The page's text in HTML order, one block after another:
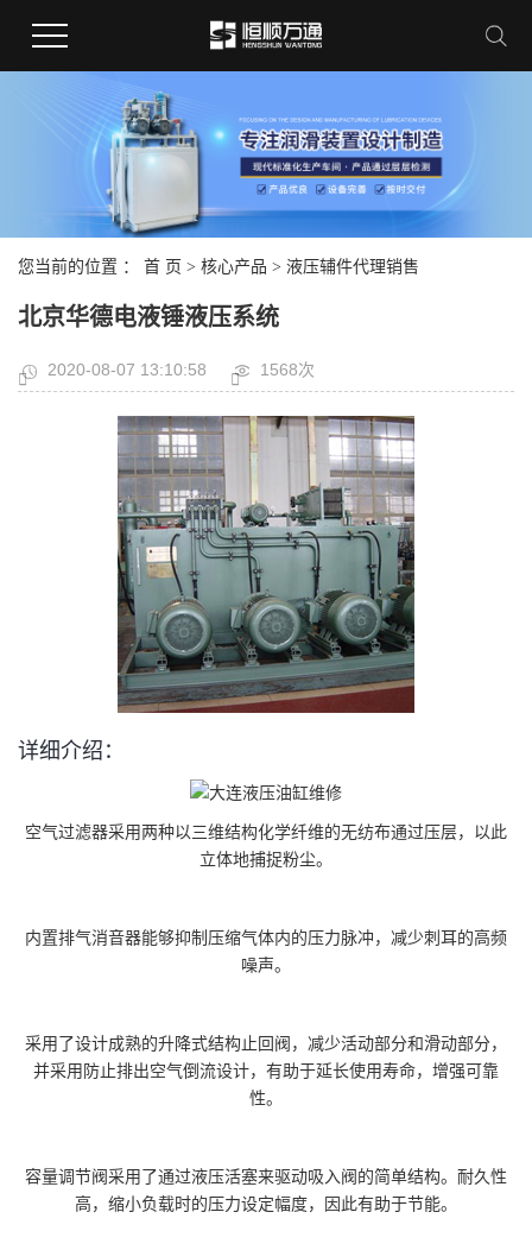
您当前的位置 ： 首 页 > 核心产品 > 液压辅件代理销售
北京华德电液锤液压系统
2020-08-07 13:10:58 1568次
详细介绍：
空气过滤器采用两种以三维结构化学纤维的无纺布通过压层，以此
立体地捕捉粉尘。
内置排气消音器能够抑制压缩气体内的压力脉冲，减少刺耳的高频
噪声。
采用了设计成熟的升降式结构止回阀，减少活动部分和滑动部分，
并采用防止排出空气倒流设计，有助于延长使用寿命，增强可靠
性。
容量调节阀采用了通过液压活塞来驱动吸入阀的简单结构。耐久性
高，缩小负载时的压力设定幅度，因此有助于节能。